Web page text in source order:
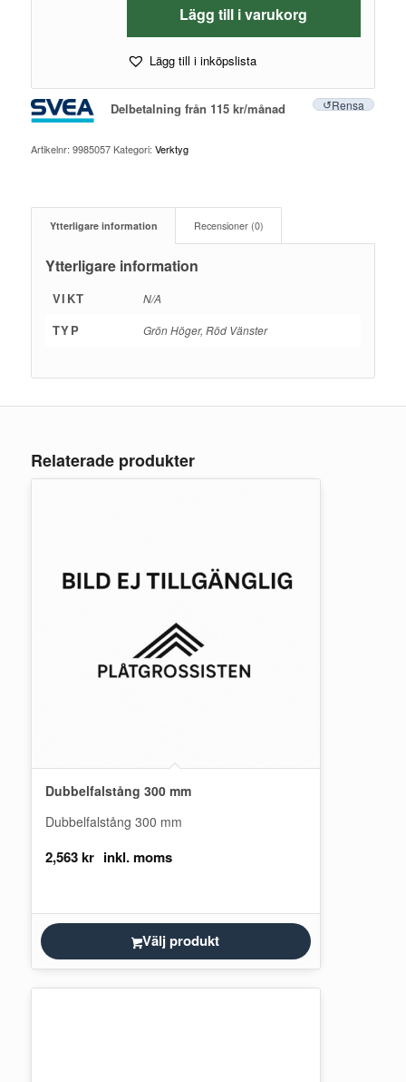
Rensa
Lägg till i varukorg
Lägg till i inköpslista
Delbetalning från 115 kr/månad
Artikelnr: 9985057 Kategori: Verktyg
Ytterligare information Recensioner (0)
Ytterligare information
VIKT N/A
TYP Grön Höger, Röd Vänster
Relaterade produkter
Dubbelfalstång 300 mm
Dubbelfalstång 300 mm
2,563kr
Välj produkt